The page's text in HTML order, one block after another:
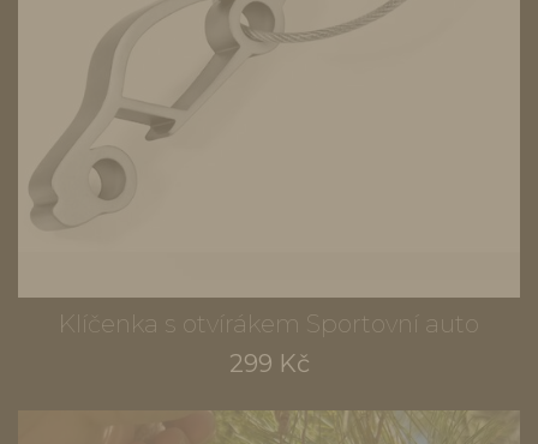
Klíčenka s otvírákem Sportovní auto
299 Kč